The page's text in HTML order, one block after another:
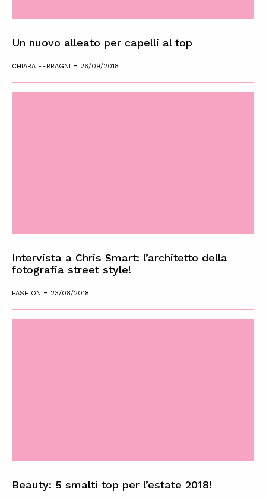
Un nuovo alleato per capelli al top
CHIARA FERRAGNI - 26/09/2018
Intervista a Chris Smart: l’architetto della
fotografia street style!
FASHION - 23/08/2018
Beauty: 5 smalti top per l’estate 2018!